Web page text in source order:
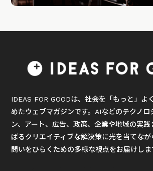
IDEAS FOR GOODは、社会を「もっと」よ
めたウェブマガジンです。AIなどのテクノロ
ン、アート、広告、政策、企業や地域の実践
ばるクリエイティブな解決策に光を当てな
問いをひらくための多様な視点をお届けしま